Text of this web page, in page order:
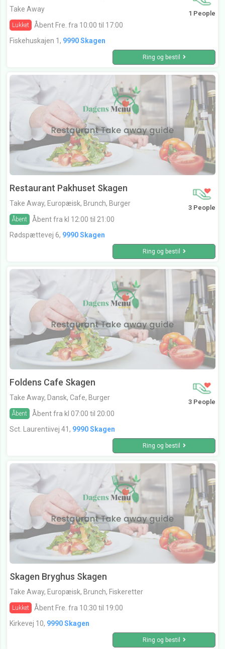
Take Away
Lukket Åbent Fre. fra 10:00 til 17:00
1 People
Fiskehuskajen 1, 9990 Skagen
Ring og bestil
Restaurant Pakhuset Skagen
Take Away, Europæisk, Brunch, Burger
Åbent Åbent fra kl 12:00 til 21:00
3 People
Rødspættevej 6, 9990 Skagen
Ring og bestil
Foldens Cafe Skagen
Take Away, Dansk, Cafe, Burger
Åbent Åbent fra kl 07:00 til 20:00
3 People
Sct. Laurentiivej 41, 9990 Skagen
Ring og bestil
Skagen Bryghus Skagen
Take Away, Europæisk, Brunch, Fiskeretter
Lukket
Åbent Fre. fra 10:30 til 19:00
Kirkevej 10, 9990 Skagen
Ring og bestil